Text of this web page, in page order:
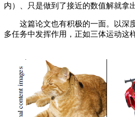
内）、只是做到了接近的数值解就拿
这篇论文也有积极的一面。以深度
多任务中发挥作用，正如三体运动这